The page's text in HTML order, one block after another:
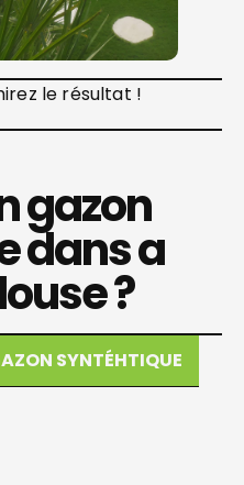
le résultat !
gazon
dans a
?
SYNTÉHTIQUE